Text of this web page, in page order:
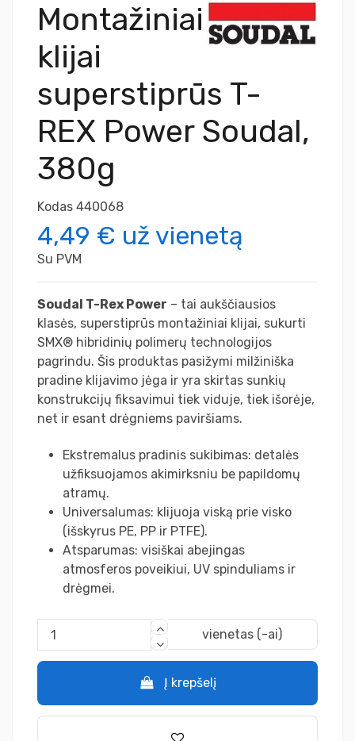
Montažiniai
klijai
superstiprūs T-
REX Power Soudal,
380g
Kodas 440068
4,49 € už vienetą
Su PVM
Soudal T-Rex Power – tai aukščiausios
klasės, superstiprūs montažiniai klijai, sukurti
SMX® hibridinių polimerų technologijos
pagrindu. Šis produktas pasižymi milžiniška
pradine klijavimo jėga ir yra skirtas sunkių
konstrukcijų fiksavimui tiek viduje, tiek išorėje,
net ir esant drėgniems paviršiams.
Ekstremalus pradinis sukibimas: detalės
užfiksuojamos akimirksniu be papildomų
atramų.
Universalumas: klijuoja viską prie visko
(išskyrus PE, PP ir PTFE).
Atsparumas: visiškai abejingas
atmosferos poveikiui, UV spinduliams ir
drėgmei.
vienetas (-ai)
Į krepšelį